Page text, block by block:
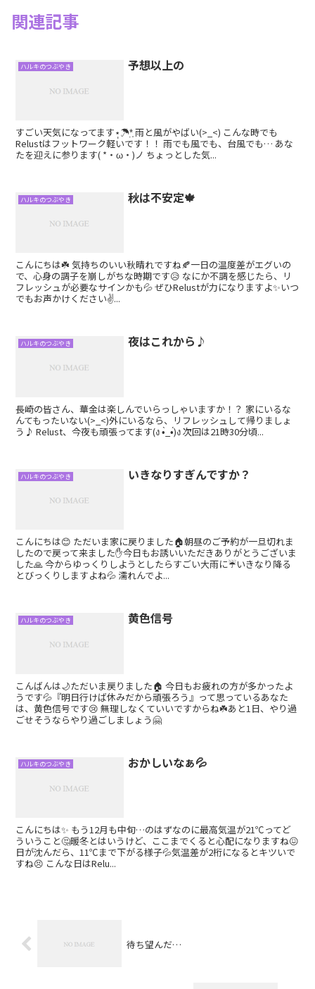
関連記事
ハルキのつぶやき 予想以上の
すごい天気になってます⋆̩☂︎*̣̩ 雨と風がやばい(>_<) こんな時でも
Relustはフットワーク軽いです！！ 雨でも風でも、台風でも… あな
たを迎えに参ります( *・ω・)ノ ちょっとした気...
ハルキのつぶやき 秋は不安定🍁
こんにちは☘️ 気持ちのいい秋晴れですね🍂一日の温度差がエグいの
で、心身の調子を崩しがちな時期です😥 なにか不調を感じたら、リ
フレッシュが必要なサインかも💦 ぜひRelustが力になりますよ✨いつ
でもお声かけください✌️...
ハルキのつぶやき 夜はこれから♪
長崎の皆さん、華金は楽しんでいらっしゃいますか！？ 家にいるな
んてもったいない(>_<)外にいるなら、リフレッシュして帰りましょ
う♪ Relust、今夜も頑張ってます(ง •̀_•́)ง 次回は21時30分頃...
ハルキのつぶやき いきなりすぎんですか？
こんにちは😊 ただいま家に戻りました🏠朝昼のご予約が一旦切れま
したので戻って来ました✋今日もお誘いいただきありがとうございま
した🙏 今からゆっくりしようとしたらすごい大雨に☔いきなり降る
とびっくりしますよね💦 濡れんでよ...
ハルキのつぶやき 黄色信号
こんばんは🌙ただいま戻りました🏠 今日もお疲れの方が多かったよ
うです💦『明日行けば休みだから頑張ろう』って思っているあなた
は、黄色信号です😢 無理しなくていいですからね☘️あと1日、やり過
ごせそうならやり過ごしましょう🤗
ハルキのつぶやき おかしいなぁ💦
こんにちは✨ もう12月も中旬…のはずなのに最高気温が21℃ってど
ういうこと🤔暖冬とはいうけど、ここまでくると心配になりますね😖
日が沈んだら、11℃まで下がる様子💦気温差が2桁になるとキツいで
すね😣 こんな日はRelu...
待ち望んだ…